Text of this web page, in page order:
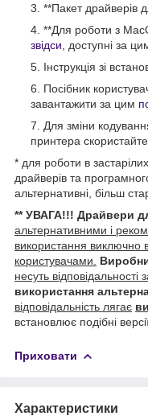
**Пакет драйверів
**Для роботи з
звідси , доступні за
Інструкція зі
Посібник
завантажити за цим
Для зміни
принтера
* для роботи в
драйверів та
альтернативні, більш
** УВАГА!!! Драйвери
альтернативними і
використання виключно
користувачами.
несуть відповідальності
використання
відповідальність лягає
встановлює подібні
Приховати
Характеристики